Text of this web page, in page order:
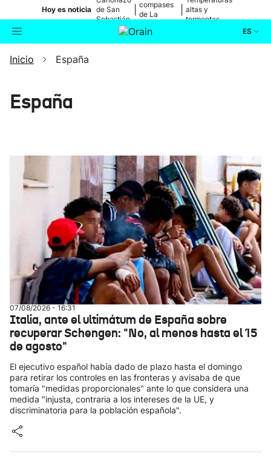
Hoy es noticia de San
Sebastián
compases
de La
altas y
tormentas
ES
Buscador
Ikusmiran
Eguraldia
Inicio España
España
07/08/2026 - 16:31
Italia, ante el ultimátum de España sobre
recuperar Schengen: "No, al menos hasta el 15
de agosto"
El ejecutivo español había dado de plazo hasta el domingo
para retirar los controles en las fronteras y avisaba de que
tomaría "medidas proporcionales" ante lo que considera una
medida "injusta, contraria a los intereses de la UE, y
discriminatoria para la población española".